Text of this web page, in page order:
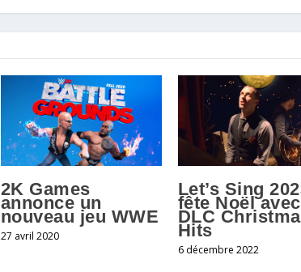
2K Games
annonce un
nouveau jeu WWE
27 avril 2020
Let’s Sing
fête Noël
DLC
Hits
6 décembre 2022